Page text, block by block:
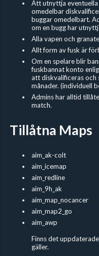
Att utnyttja eventuella
omedelbar
buggar omedelbart.
om en bugg har
Alla vapen och
Allt form av fusk är
Om en spelare blir
fuskbannat konto
att diskvalificeras och
månader. (individuell
Admins har alltid
match.
Tillåtna Maps
aim_ak-colt
aim_icemap
aim_redline
aim_9h_ak
aim_map_nocancer
aim_map2_go
aim_awp
Finns det
gäller.